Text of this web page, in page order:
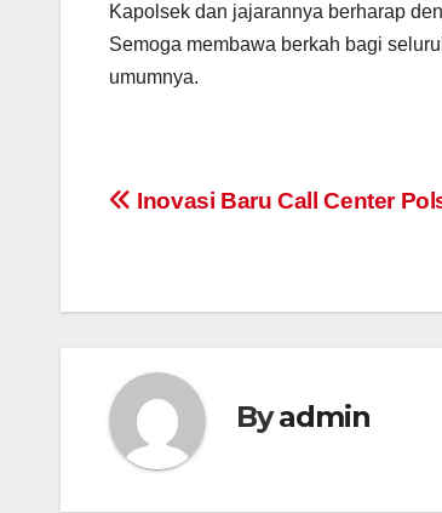
Kapolsek dan jajarannya berharap
Semoga membawa berkah bagi
umumnya.
Post
Inovasi Baru Call Center
Byadmin